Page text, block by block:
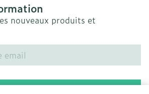
nouveaux produits et